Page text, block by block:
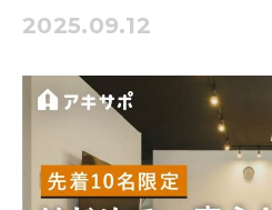
2025.09.12